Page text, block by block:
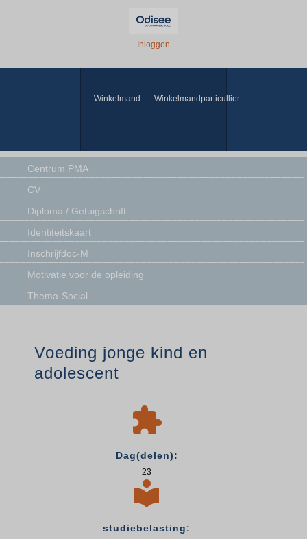
Inloggen
Winkelmand Winkelmandparticullier
Centrum PMA
CV
Diploma / Getuigschrift
Identiteitskaart
Inschrijfdoc-M
Motivatie voor de opleiding
Thema-Social
Voeding jonge kind en
adolescent

Dag(delen):
23

studiebelasting: